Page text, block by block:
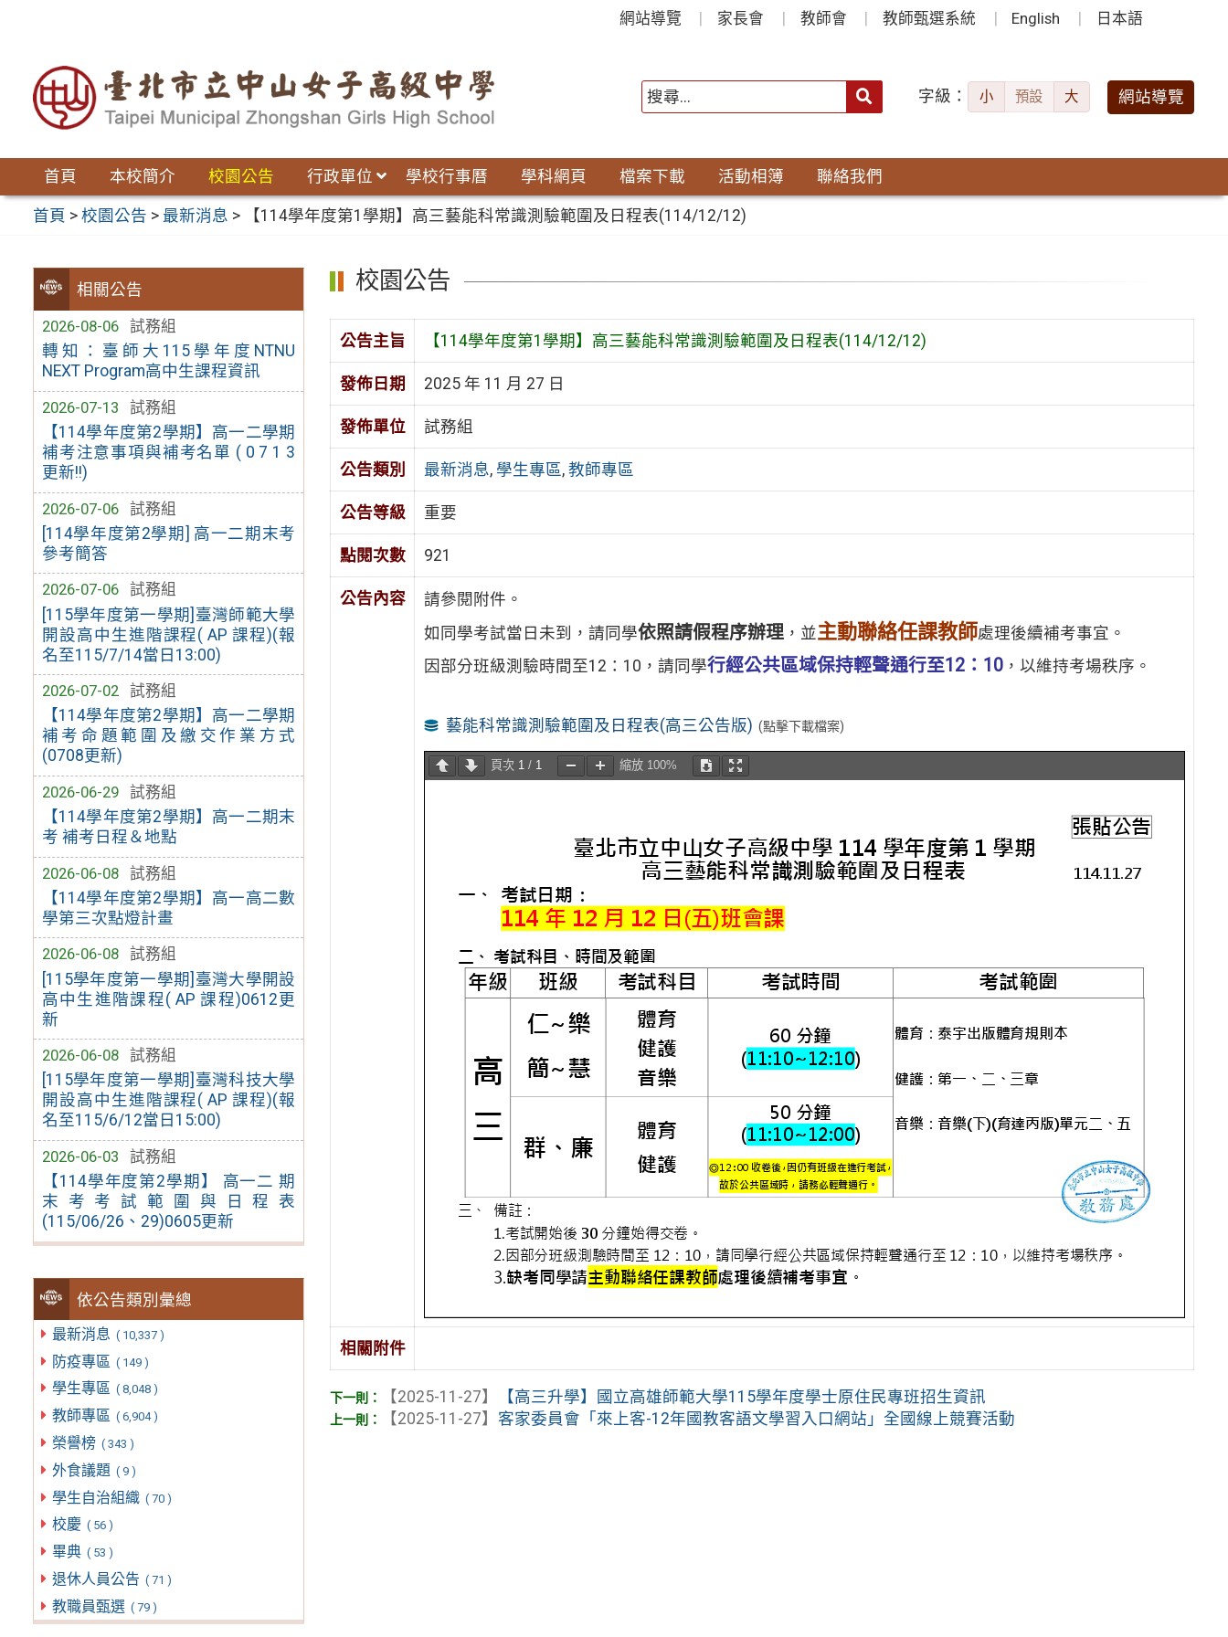
網站導覽 家長會 教師會 教師甄選系統 English 日本語
字級： 小 預設 大 網站導覽
首頁 本校簡介 校園公告 行政單位 學校行事曆 學科網頁 檔案下載 活動相簿 聯絡我們
首頁 >校園公告 > 最新消息 > 【114學年度第1學期】高三藝能科常識測驗範圍及日程表(114/12/12)
相關公告
2026-08-06
試務組
轉知：臺師大115學年度NTNU
NEXT Program高中生課程資訊
2026-07-13
試務組
【114學年度第2學期】高一二學期
補考注意事項與補考名單 ( 0 7 1 3
更新!!)
2026-07-06
試務組
[114學年度第2學期] 高一二期末考
參考簡答
2026-07-06
試務組
[115學年度第一學期]臺灣師範大學
開設高中生進階課程( AP 課程)(報
名至115/7/14當日13:00)
2026-07-02
試務組
【114學年度第2學期】高一二學期
補考命題範圍及繳交作業方式
(0708更新)
2026-06-29
試務組
【114學年度第2學期】高一二期末
考 補考日程＆地點
2026-06-08
試務組
【114學年度第2學期】高一高二數
學第三次點燈計畫
2026-06-08
試務組
[115學年度第一學期]臺灣大學開設
高中生進階課程( AP 課程)0612更
新
2026-06-08
試務組
[115學年度第一學期]臺灣科技大學
開設高中生進階課程( AP 課程)(報
名至115/6/12當日15:00)
2026-06-03
試務組
【114學年度第2學期】 高一二 期
末考考試範圍與日程表
(115/06/26、29)0605更新
依公告類別彙總
最新消息 ( 10,337 )
防疫專區 ( 149 )
學生專區 ( 8,048 )
教師專區 ( 6,904 )
榮譽榜 ( 343 )
外食議題 ( 9 )
學生自治組織 ( 70 )
校慶 ( 56 )
畢典 ( 53 )
退休人員公告 ( 71 )
教職員甄選 ( 79 )
校園公告
公告主旨 【114學年度第1學期】高三藝能科常識測驗範圍及日程表(114/12/12)
發佈日期 2025 年 11 月 27 日
發佈單位 試務組
公告類別 最新消息, 學生專區, 教師專區
公告等級 重要
點閱次數 921
公告內容
請參閱附件。
如同學考試當日未到，請同學依照請假程序辦理，並主動聯絡任課教師處理後續補考事宜。
因部分班級測驗時間至12：10，請同學行經公共區域保持輕聲通行至12：10，以維持考場秩序。
藝能科常識測驗範圍及日程表(高三公告版) (點擊下載檔案)
頁次 1/ 1 縮放 100%
相關附件
【2025-11-27】
【高三升學】國立高雄師範大學115學年度學士原住民專班招生資訊
【2025-11-27】 客家委員會「來上客-12年國教客語文學習入口網站」全國線上競賽活動